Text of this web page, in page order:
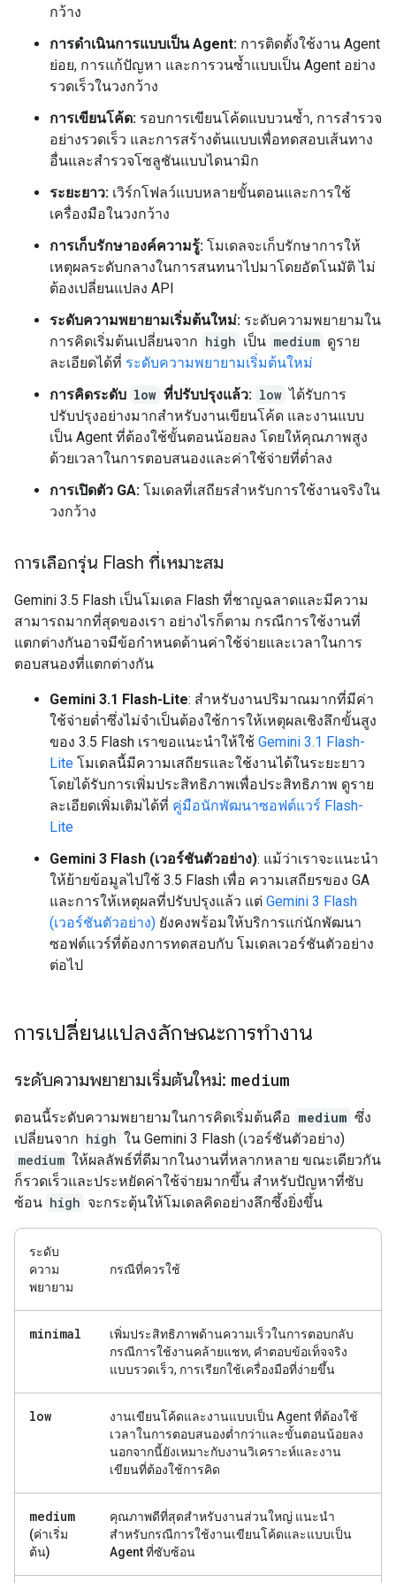
กว้าง
การดำเนินการแบบเป็น Agent: การติดตั้งใช้งาน Agent
ย่อย, การแก้ปัญหา และการวนซ้ำแบบเป็น Agent อย่าง
รวดเร็วในวงกว้าง
การเขียนโค้ด: รอบการเขียนโค้ดแบบวนซ้ำ, การสำรวจ
อย่างรวดเร็ว และการสร้างต้นแบบเพื่อทดสอบเส้นทาง
อื่นและสำรวจโซลูชันแบบไดนามิก
ระยะยาว: เวิร์กโฟลว์แบบหลายขั้นตอนและการใช้
เครื่องมือในวงกว้าง
การเก็บรักษาองค์ความรู้: โมเดลจะเก็บรักษาการให้
เหตุผลระดับกลางในการสนทนาไปมาโดยอัตโนมัติ ไม่
ต้องเปลี่ยนแปลง API
ระดับความพยายามเริ่มต้นใหม่: ระดับความพยายามใน
การคิดเริ่มต้นเปลี่ยนจาก high เป็น medium ดูราย
ละเอียดได้ที่ ระดับความพยายามเริ่มต้นใหม่
การคิดระดับ low ที่ปรับปรุงแล้ว: low ได้รับการ
ปรับปรุงอย่างมากสำหรับงานเขียนโค้ด และงานแบบ
เป็น Agent ที่ต้องใช้ขั้นตอนน้อยลง โดยให้คุณภาพสูง
ด้วยเวลาในการตอบสนองและค่าใช้จ่ายที่ต่ำลง
การเปิดตัว GA: โมเดลที่เสถียรสำหรับการใช้งานจริงใน
วงกว้าง
การเลือกรุ่น Flash ที่เหมาะสม
Gemini 3.5 Flash เป็นโมเดล Flash ที่ชาญฉลาดและมีความ
สามารถมากที่สุดของเรา อย่างไรก็ตาม กรณีการใช้งานที่
แตกต่างกันอาจมีข้อกำหนดด้านค่าใช้จ่ายและเวลาในการ
ตอบสนองที่แตกต่างกัน
Gemini 3.1 Flash-Lite: สำหรับงานปริมาณมากที่มีค่า
ใช้จ่ายต่ำซึ่งไม่จำเป็นต้องใช้การให้เหตุผลเชิงลึกขั้นสูง
ของ 3.5 Flash เราขอแนะนำให้ใช้ Gemini 3.1 Flash-
Lite โมเดลนี้มีความเสถียรและใช้งานได้ในระยะยาว
โดยได้รับการเพิ่มประสิทธิภาพเพื่อประสิทธิภาพ ดูราย
ละเอียดเพิ่มเติมได้ที่ คู่มือนักพัฒนาซอฟต์แวร์ Flash-
Lite
Gemini 3 Flash (เวอร์ชันตัวอย่าง): แม้ว่าเราจะแนะนำ
ให้ย้ายข้อมูลไปใช้ 3.5 Flash เพื่อ ความเสถียรของ GA
และการให้เหตุผลที่ปรับปรุงแล้ว แต่ Gemini 3 Flash
(เวอร์ชันตัวอย่าง) ยังคงพร้อมให้บริการแก่นักพัฒนา
ซอฟต์แวร์ที่ต้องการทดสอบกับ โมเดลเวอร์ชันตัวอย่าง
ต่อไป
การเปลี่ยนแปลงลักษณะการทำงาน
ระดับความพยายามเริ่มต้นใหม่: medium
ตอนนี้ระดับความพยายามในการคิดเริ่มต้นคือ medium ซึ่ง
เปลี่ยนจาก high ใน Gemini 3 Flash (เวอร์ชันตัวอย่าง)
medium ให้ผลลัพธ์ที่ดีมากในงานที่หลากหลาย ขณะเดียวกัน
ก็รวดเร็วและประหยัดค่าใช้จ่ายมากขึ้น สำหรับปัญหาที่ซับ
ซ้อน high จะกระตุ้นให้โมเดลคิดอย่างลึกซึ้งยิ่งขึ้น
ระดับ
ความ
พยายาม
กรณีที่ควรใช้
minimal
เพิ่มประสิทธิภาพด้านความเร็วในการตอบกลับ
กรณีการใช้งานคล้ายแชท, คำตอบข้อเท็จจริง
แบบรวดเร็ว, การเรียกใช้เครื่องมือที่ง่ายขึ้น
low
งานเขียนโค้ดและงานแบบเป็น Agent ที่ต้องใช้
เวลาในการตอบสนองต่ำกว่าและขั้นตอนน้อยลง
นอกจากนี้ยังเหมาะกับงานวิเคราะห์และงาน
เขียนที่ต้องใช้การคิด
medium
(ค่าเริ่ม
ต้น)
คุณภาพดีที่สุดสำหรับงานส่วนใหญ่ แนะนำ
สำหรับกรณีการใช้งานเขียนโค้ดและแบบเป็น
Agent ที่ซับซ้อน